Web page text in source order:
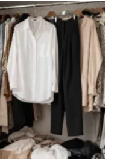
nasihat isu ini
dan membuat usul
Ia boleh
kerana kecuaian